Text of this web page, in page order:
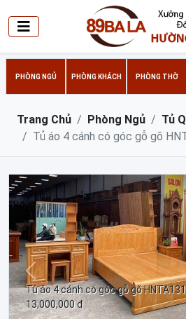
PHÒNG NGỦ PHÒNG KHÁCH PHÒNG THỜ
Trang Chủ Phòng Ngủ
Tủ
Tủ áo 4 cánh có góc gỗ gõ
Tủ áo 4 cánh có góc gỗ gõ HNTA131
13,000,000 đ
Trước